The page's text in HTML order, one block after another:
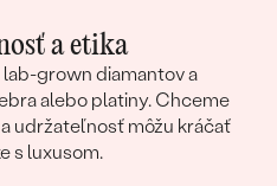
a etika
grown diamantov a
alebo platiny. Chceme
udržateľnosť môžu kráčať
s luxusom.